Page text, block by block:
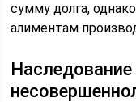
сумму долга,
алиментам
Наследование